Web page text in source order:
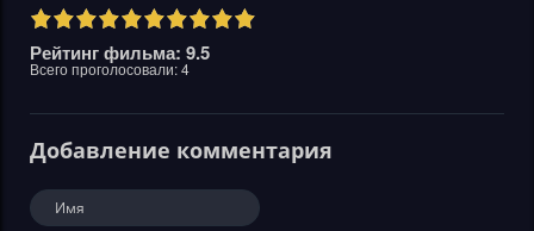
Рейтинг фильма: 9.5
Всего проголосовали:4
Добавление комментария